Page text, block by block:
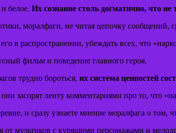
белое. Их сознание столь догматично, что
моралфаги, не читая цепочку сообщений,
в распространении, убеждать всех, что
фильм и поведение главного героя.
трудно бороться, их система ценностей
засорят ленту комментариями про то, что
и сразу узнаете мнение моралфага о том,
от мультиков с курящими персонажами и